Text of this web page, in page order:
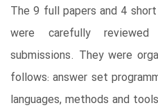
The 9 full papers and 4
were carefully
submissions. They were
follows: answer set
languages, methods and